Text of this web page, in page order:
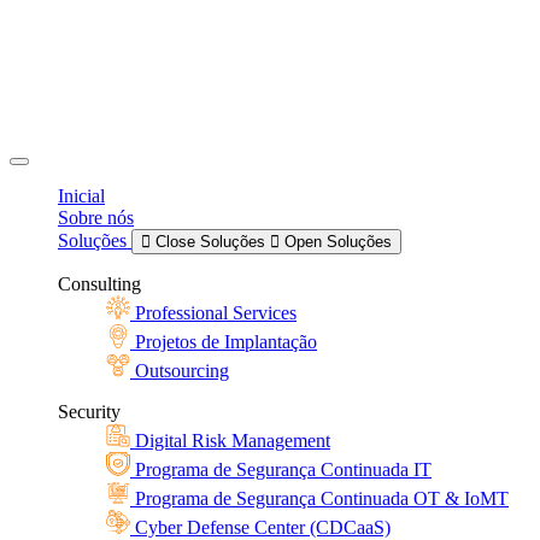
Inicial
Sobre nós
Soluções
Close Soluções Open Soluções
Consulting
Professional Services
Projetos de Implantação
Outsourcing
Security
Digital Risk Management
Programa de Segurança Continuada IT
Programa de Segurança Continuada OT & IoMT
Cyber Defense Center (CDCaaS)